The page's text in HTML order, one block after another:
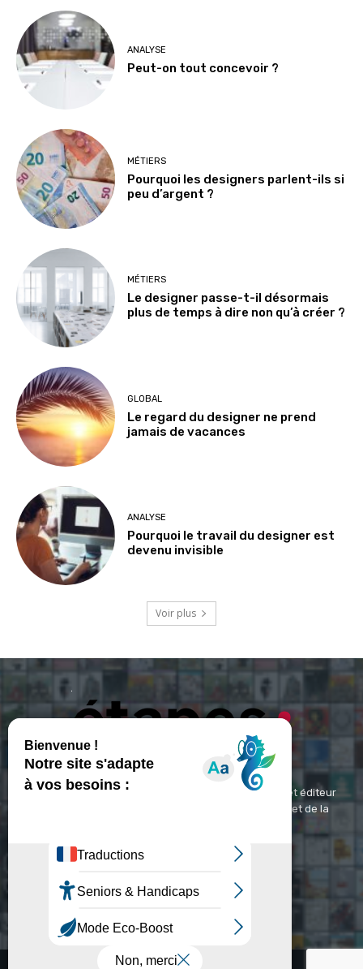
ANALYSE
Peut-on tout concevoir ?
MÉTIERS
Pourquoi les designers parlent-ils si
peu d’argent ?
MÉTIERS
Le designer passe-t-il désormais
plus de temps à dire non qu’à créer ?
GLOBAL
Le regard du designer ne prend
jamais de vacances
ANALYSE
Pourquoi le travail du designer est
devenu invisible
Voir plus
ETAPES : Magazine Média de référence depuis 1994 et éditeur
spécialisé dans les domaines du design, de l'image et de la
Contact : contact@etapes.com
© Copyright - Etapes : Magazine (1994-2026)